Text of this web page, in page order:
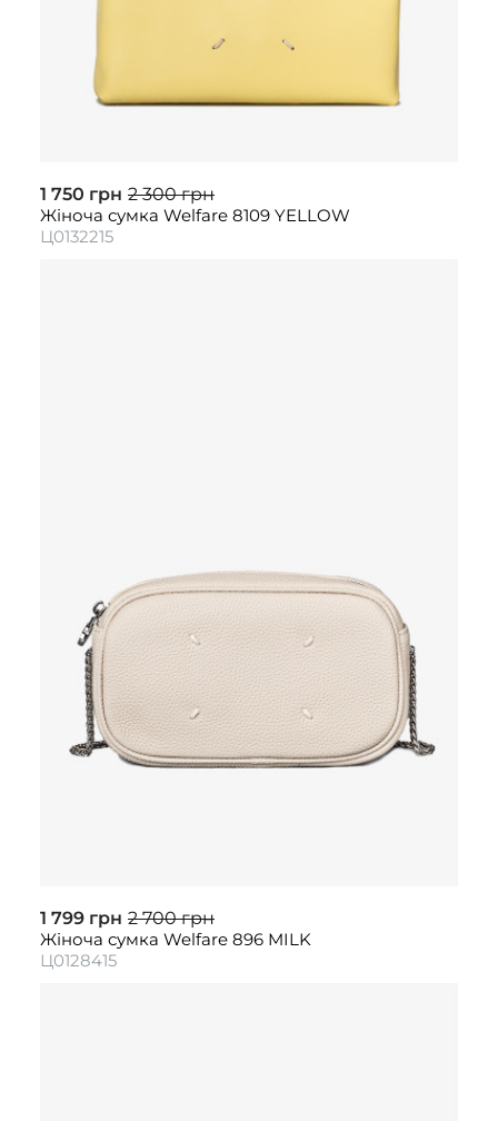
1 750 грн 2 300 грн
Жіноча сумка Welfare 8109 YELLOW
Ц0132215
1 799 грн 2 700 грн
Жіноча сумка Welfare 896 MILK
Ц0128415